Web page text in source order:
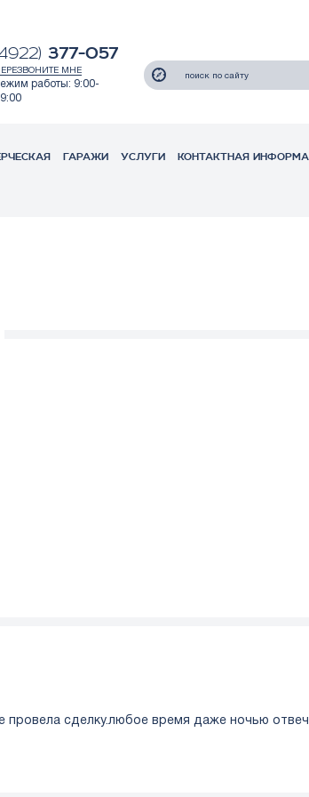
377-057
МНЕ
работы: 9:00-
ГАРАЖИ УСЛУГИ КОНТАКТНАЯ
сделку.любое время даже ночью